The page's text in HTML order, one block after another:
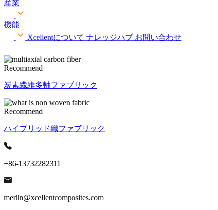
産業
機能
Xcellentについて ナレッジハブ お問い合わせ
Recommend
炭素繊維多軸ファブリック
Recommend
ハイブリッド織ファブリック
+86-13732282311
merlin@xcellentcomposites.com